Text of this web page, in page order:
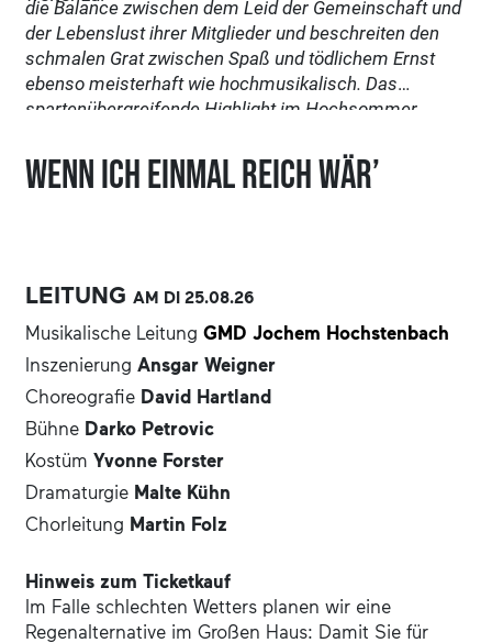
die Balance zwischen dem Leid der Gemeinschaft und
der Lebenslust ihrer Mitglieder und beschreiten den
schmalen Grat zwischen Spaß und tödlichem Ernst
ebenso meisterhaft wie hochmusikalisch. Das
spartenübergreifende Highlight im Hochsommer.
Wenn ich einmal reich wär’
LEITUNGAM DI25.08.26
Musikalische Leitung GMD Jochem Hochstenbach
Inszenierung Ansgar Weigner
Choreografie David Hartland
Bühne Darko Petrovic
Kostüm Yvonne Forster
Dramaturgie Malte Kühn
Chorleitung Martin Folz
Hinweis zum Ticketkauf
Im Falle schlechten Wetters planen wir eine
Regenalternative im Großen Haus: Damit Sie für